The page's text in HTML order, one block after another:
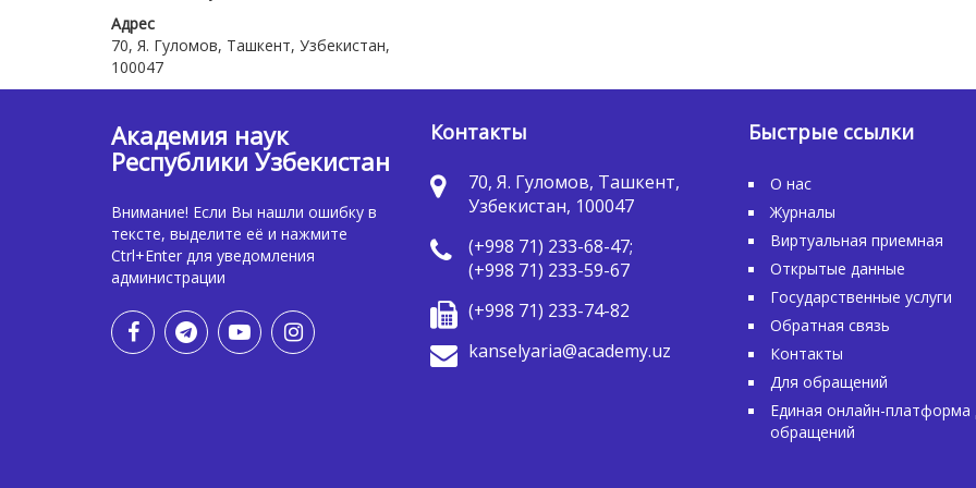
Адрес
70, Я. Гуломов, Ташкент, Узбекистан,
100047
Академия наук
Республики Узбекистан
Внимание! Если Вы нашли ошибку в
тексте, выделите её и нажмите
Ctrl+Enter для уведомления
администрации
Контакты
70, Я. Гуломов, Ташкент,
Узбекистан, 100047
(+998 71) 233-68-47;
(+998 71) 233-59-67
(+998 71) 233-74-82
kanselyaria@academy.uz
Быстрые ссылки
О нас
Журналы
Виртуальная приемная
Открытые данные
Государственные услуги
Обратная связь
Контакты
Для обращений
Единая онлайн-платформа
обращений